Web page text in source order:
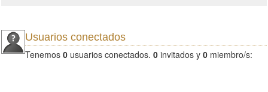
Usuarios conectados
Tenemos 0 usuarios conectados. 0 invitados y 0 miembro/s: